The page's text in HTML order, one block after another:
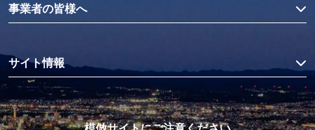
事業者の皆様へ
サイト情報